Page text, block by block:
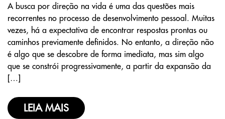
A busca por direção na vida é uma das questões mais
recorrentes no processo de desenvolvimento pessoal. Muitas
vezes, há a expectativa de encontrar respostas prontas ou
caminhos previamente definidos. No entanto, a direção não
é algo que se descobre de forma imediata, mas sim algo
que se constrói progressivamente, a partir da expansão da
[…]
LEIA MAIS